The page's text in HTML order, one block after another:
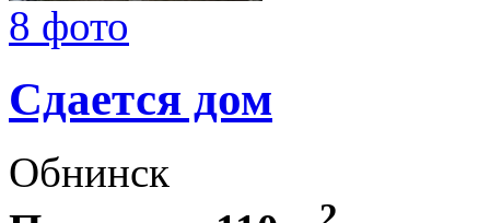
8 фото
Сдается дом
Обнинск